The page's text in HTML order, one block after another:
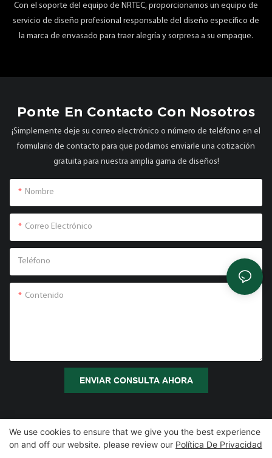
Con el soporte del equipo de NRTEC, proporcionamos un equipo de
servicio de diseño profesional responsable del diseño específico de
la marca de envasado para traer alegría y sorpresa a su empaque.
Ponte En Contacto Con Nosotros
¡Simplemente deje su correo electrónico o número de teléfono en el
formulario de contacto para que podamos enviarle una cotización
gratuita para nuestra amplia gama de diseños!
Nombre
Correo Electrónico
Teléfono
Contenido
ENVIAR CONSULTA AHORA
Copyright © 2026 Zhangzhou Air Power Packaging Equipment Co.,
We use cookies to ensure that we give you the best experience
on and off our website. please review our Política De Privacidad